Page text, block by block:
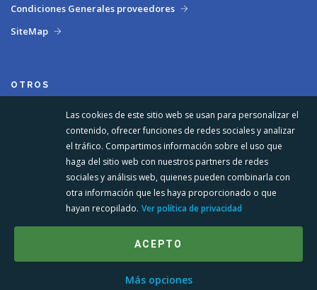
Condiciones Generales proveedores
SiteMap
OTROS
Las cookies de este sitio web se usan para personalizar el
contenido, ofrecer funciones de redes sociales y analizar
el tráfico. Compartimos información sobre el uso que
haga del sitio web con nuestros partners de redes
sociales y análisis web, quienes pueden combinarla con
otra información que les haya proporcionado o que
hayan recopilado. Ver política de privacidad
ACEPTO
Más opciones